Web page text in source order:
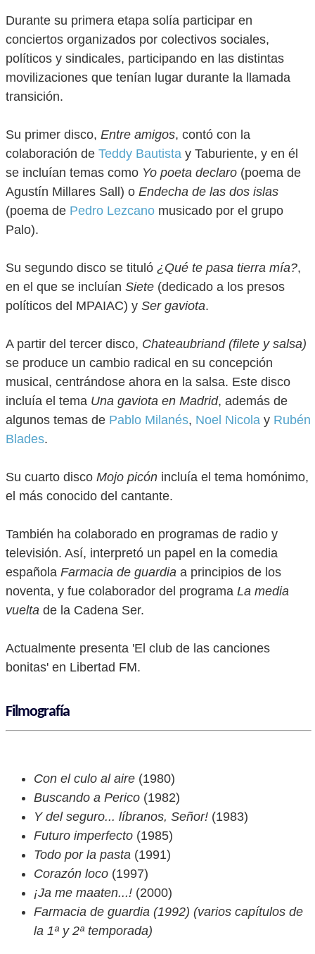
Durante su primera etapa solía participar en
conciertos organizados por colectivos sociales,
políticos y sindicales, participando en las distintas
movilizaciones que tenían lugar durante la llamada
transición.
Su primer disco, Entre amigos, contó con la
colaboración de Teddy Bautista y Taburiente, y en él
se incluían temas como Yo poeta declaro (poema de
Agustín Millares Sall) o Endecha de las dos islas
(poema de Pedro Lezcano musicado por el grupo
Palo).
Su segundo disco se tituló ¿Qué te pasa tierra mía?,
en el que se incluían Siete (dedicado a los presos
políticos del MPAIAC) y Ser gaviota.
A partir del tercer disco, Chateaubriand (filete y salsa)
se produce un cambio radical en su concepción
musical, centrándose ahora en la salsa. Este disco
incluía el tema Una gaviota en Madrid, además de
algunos temas de Pablo Milanés, Noel Nicola y Rubén
Blades.
Su cuarto disco Mojo picón incluía el tema homónimo,
el más conocido del cantante.
También ha colaborado en programas de radio y
televisión. Así, interpretó un papel en la comedia
española Farmacia de guardia a principios de los
noventa, y fue colaborador del programa La media
vuelta de la Cadena Ser.
Actualmente presenta 'El club de las canciones
bonitas' en Libertad FM.
Filmografía
Con el culo al aire (1980)
Buscando a Perico (1982)
Y del seguro... líbranos, Señor! (1983)
Futuro imperfecto (1985)
Todo por la pasta (1991)
Corazón loco (1997)
¡Ja me maaten...! (2000)
Farmacia de guardia (1992) (varios capítulos de
la 1ª y 2ª temporada)